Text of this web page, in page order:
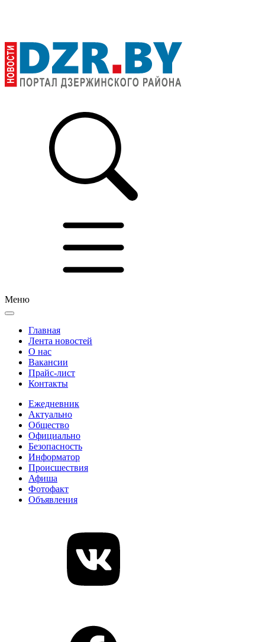
Меню
Главная
Лента новостей
О нас
Вакансии
Прайс-лист
Контакты
Ежедневник
Актуально
Общество
Официально
Безопасность
Информатор
Происшествия
Афиша
Фотофакт
Объявления